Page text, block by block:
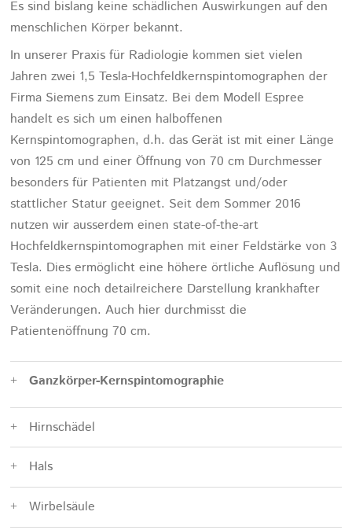
Es sind bislang keine schädlichen Auswirkungen auf den
menschlichen Körper bekannt.
In unserer Praxis für Radiologie kommen siet vielen
Jahren zwei 1,5 Tesla-Hochfeldkernspintomographen der
Firma Siemens zum Einsatz. Bei dem Modell Espree
handelt es sich um einen halboffenen
Kernspintomographen, d.h. das Gerät ist mit einer Länge
von 125 cm und einer Öffnung von 70 cm Durchmesser
besonders für Patienten mit Platzangst und/oder
stattlicher Statur geeignet. Seit dem Sommer 2016
nutzen wir ausserdem einen state-of-the-art
Hochfeldkernspintomographen mit einer Feldstärke von 3
Tesla. Dies ermöglicht eine höhere örtliche Auflösung und
somit eine noch detailreichere Darstellung krankhafter
Veränderungen. Auch hier durchmisst die
Patientenöffnung 70 cm.
Ganzkörper-Kernspintomographie
Hirnschädel
Hals
Wirbelsäule